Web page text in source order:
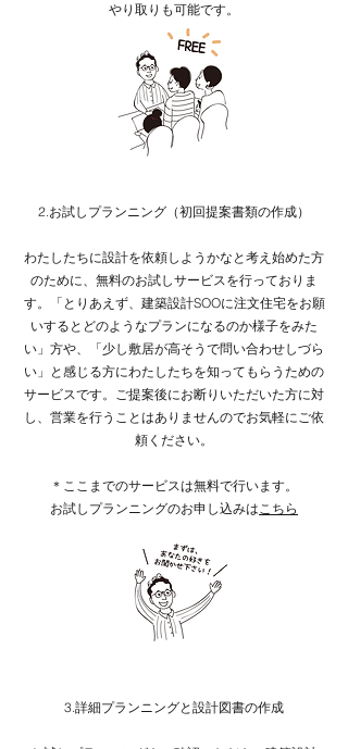
やり取りも可能です。​​​​​​​
2.お試しプランニング（初回提案書類の作成）
わたしたちに設計を依頼しようかなと考え始めた方
のために、無料のお試しサービスを行っておりま
す。「とりあえず、建築設計SOOに注文住宅をお願
いするとどのようなプランになるのか様子をみた
い」方や、「少し敷居が高そうで問い合わせしづら
い」と感じる方にわたしたちを知ってもらうための
サービスです。ご提案後にお断りいただいた方に対
し、営業を行うことはありませんのでお気軽にご依
頼ください。​
＊ここまでのサービスは無料で行います。
​お試しプランニングのお申し込みはこちら
3.詳細プランニングと設計図書の作成